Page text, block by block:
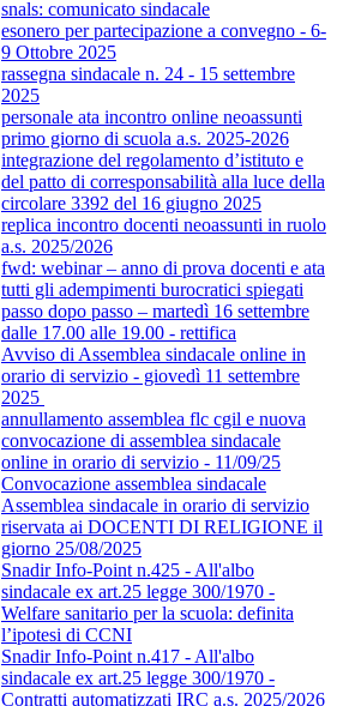
snals: comunicato sindacale
esonero per partecipazione a convegno - 6-
9 Ottobre 2025
rassegna sindacale n. 24 - 15 settembre
2025
personale ata incontro online neoassunti
primo giorno di scuola a.s. 2025-2026
integrazione del regolamento d’istituto e
del patto di corresponsabilità alla luce della
circolare 3392 del 16 giugno 2025
replica incontro docenti neoassunti in ruolo
a.s. 2025/2026
fwd: webinar – anno di prova docenti e ata
tutti gli adempimenti burocratici spiegati
passo dopo passo – martedì 16 settembre
dalle 17.00 alle 19.00 - rettifica
Avviso di Assemblea sindacale online in
orario di servizio - giovedì 11 settembre
2025
annullamento assemblea flc cgil e nuova
convocazione di assemblea sindacale
online in orario di servizio - 11/09/25
Convocazione assemblea sindacale
Assemblea sindacale in orario di servizio
riservata ai DOCENTI DI RELIGIONE il
giorno 25/08/2025
Snadir Info-Point n.425 - All'albo
sindacale ex art.25 legge 300/1970 -
Welfare sanitario per la scuola: definita
l’ipotesi di CCNI
Snadir Info-Point n.417 - All'albo
sindacale ex art.25 legge 300/1970 -
Contratti automatizzati IRC a.s. 2025/2026